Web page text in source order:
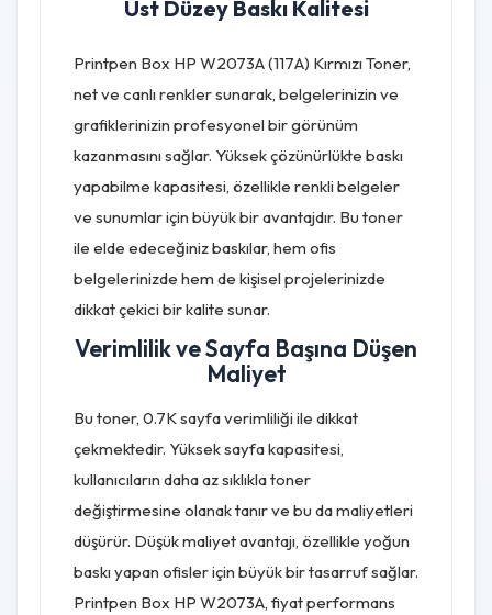
Üst Düzey Baskı Kalitesi
Printpen Box HP W2073A (117A) Kırmızı Toner,
net ve canlı renkler sunarak, belgelerinizin ve
grafiklerinizin profesyonel bir görünüm
kazanmasını sağlar. Yüksek çözünürlükte baskı
yapabilme kapasitesi, özellikle renkli belgeler
ve sunumlar için büyük bir avantajdır. Bu toner
ile elde edeceğiniz baskılar, hem ofis
belgelerinizde hem de kişisel projelerinizde
dikkat çekici bir kalite sunar.
Verimlilik ve Sayfa Başına Düşen
Maliyet
Bu toner, 0.7K sayfa verimliliği ile dikkat
çekmektedir. Yüksek sayfa kapasitesi,
kullanıcıların daha az sıklıkla toner
değiştirmesine olanak tanır ve bu da maliyetleri
düşürür. Düşük maliyet avantajı, özellikle yoğun
baskı yapan ofisler için büyük bir tasarruf sağlar.
Printpen Box HP W2073A, fiyat performans